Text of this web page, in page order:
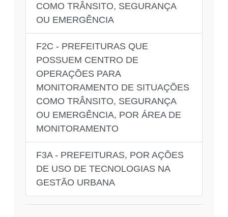
COMO TRÂNSITO, SEGURANÇA
OU EMERGÊNCIA
F2C - PREFEITURAS QUE
POSSUEM CENTRO DE
OPERAÇÕES PARA
MONITORAMENTO DE SITUAÇÕES
COMO TRÂNSITO, SEGURANÇA
OU EMERGÊNCIA, POR ÁREA DE
MONITORAMENTO
F3A - PREFEITURAS, POR AÇÕES
DE USO DE TECNOLOGIAS NA
GESTÃO URBANA